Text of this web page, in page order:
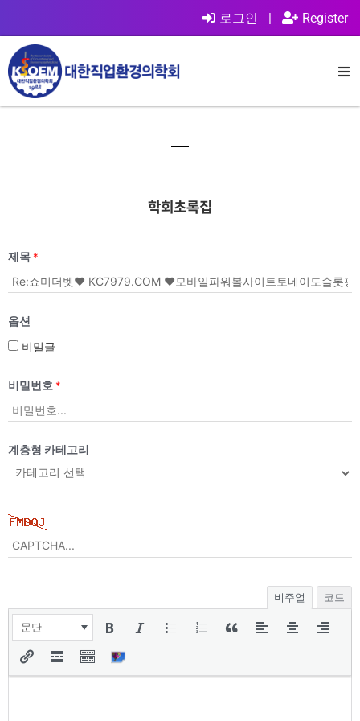
로그인 | Register
학회초록집
제목 *
옵션
비밀글
비밀번호 *
계층형 카테고리
비주얼 코드
문단